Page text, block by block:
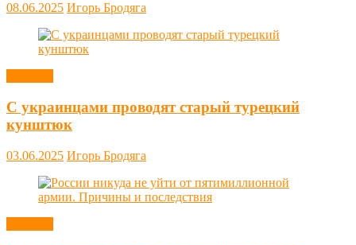
08.06.2025 Игорь Бродяга
С украинцами проводят старый турецкий
кунштюк
03.06.2025 Игорь Бродяга